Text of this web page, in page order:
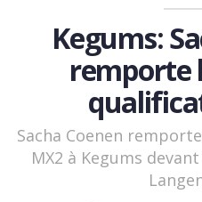
Kegums:
remporte
Sacha Coenen
MX2 à Kegums